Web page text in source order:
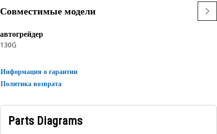
Совместимые модели
автогрейдер
130G
Информация о гарантии
Политика возврата
Parts Diagrams